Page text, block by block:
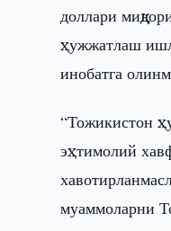
доллари
ҳужжатлаш
инобатга
“Тожикистон
эҳтимолий
муаммоларни